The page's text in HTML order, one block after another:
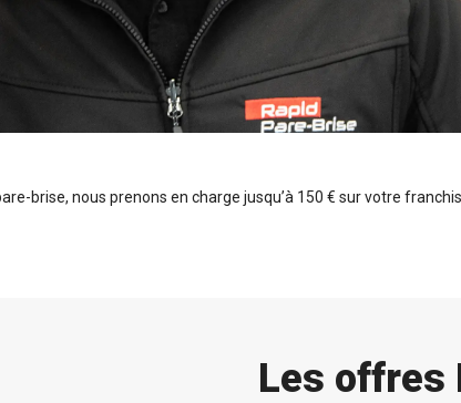
brise, nous prenons en charge jusqu’à 150 € sur votre
Les offres